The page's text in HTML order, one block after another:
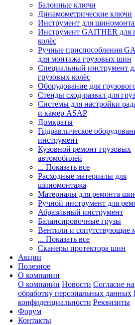
Балонные ключи
Динамометрические ключи
Инструмент для
Инструмент GAITHER для
колёс
Ручные приспособления
для монтажа грузовых шин
Специальный инструмент
грузовых колёс
Оборудование для
Стенды сход-развал для
Системы для настройки
и камер ASAP
Домкраты
Гидравлическое
инструмент
Кузовной ремонт грузовых
автомобилей
... Показать все
Расходные материалы для
шиномонтажа
Материалы для ремонта
Ручной инструмент для
Абразивный инструмент
Балансировочные грузы
Вентили и сопутствующие
... Показать все
Сканеры протектора шин
Акции
Полезное
О компании
О компании Новости Согласие на
обработку персональных данных
конфиденциальности Реквизиты
Форум
Контакты